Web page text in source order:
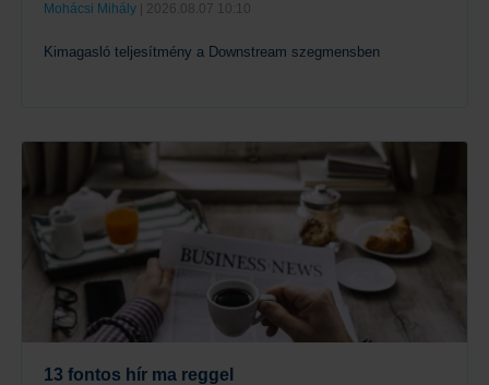
Mohácsi Mihály | 2026.08.07 10:10
Kimagasló teljesítmény a Downstream szegmensben
13 fontos hír ma reggel